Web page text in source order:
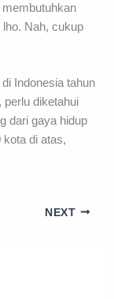
membutuhkan
lho. Nah, cukup
Indonesia tahun
perlu diketahui
dari gaya hidup
kota di atas,
NEXT